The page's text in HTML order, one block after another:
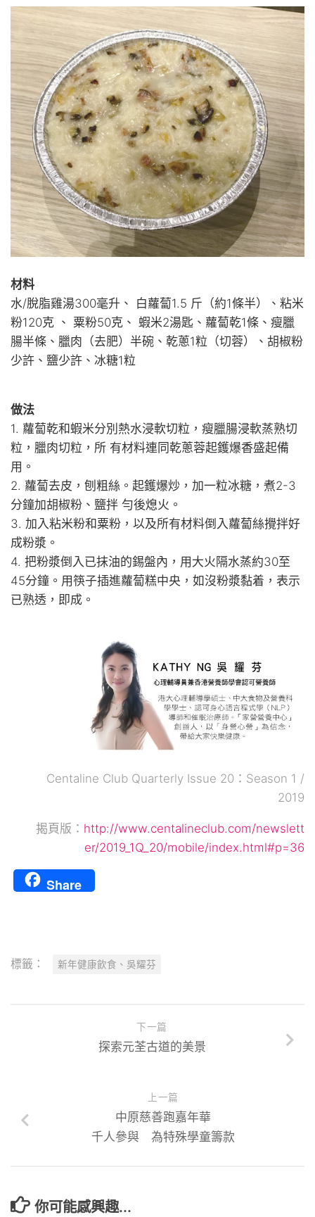
材料
水/脫脂雞湯300毫升、 白蘿蔔1.5 斤（約1條半）、粘米
粉120克 、 粟粉50克、 蝦米2湯匙、蘿蔔乾1條、瘦臘
腸半條、臘肉（去肥）半碗、乾蔥1粒（切蓉）、胡椒粉
少許、鹽少許、冰糖1粒
做法
1. 蘿蔔乾和蝦米分別熱水浸軟切粒，瘦臘腸浸軟蒸熟切
粒，臘肉切粒，所 有材料連同乾蔥蓉起鑊爆香盛起備
用。
2. 蘿蔔去皮，刨粗絲。起鑊爆炒，加一粒冰糖，煮2-3
分鐘加胡椒粉、鹽拌 勻後熄火。
3. 加入粘米粉和粟粉，以及所有材料倒入蘿蔔絲攪拌好
成粉漿。
4. 把粉漿倒入已抹油的錫盤內，用大火隔水蒸約30至
45分鐘。用筷子插進蘿蔔糕中央，如沒粉漿黏着，表示
已熟透，即成。
Centaline Club Quarterly Issue 20：Season 1 /
2019
揭頁版： http://www.centalineclub.com/newslett
er/2019_1Q_20/mobile/index.html#p=36
Share
標籤： 新年健康飲食、吳耀芬
下一篇
探索元荃古道的美景
上一篇
中原慈善跑嘉年華
千人參與 為特殊學童籌款
你可能感興趣...